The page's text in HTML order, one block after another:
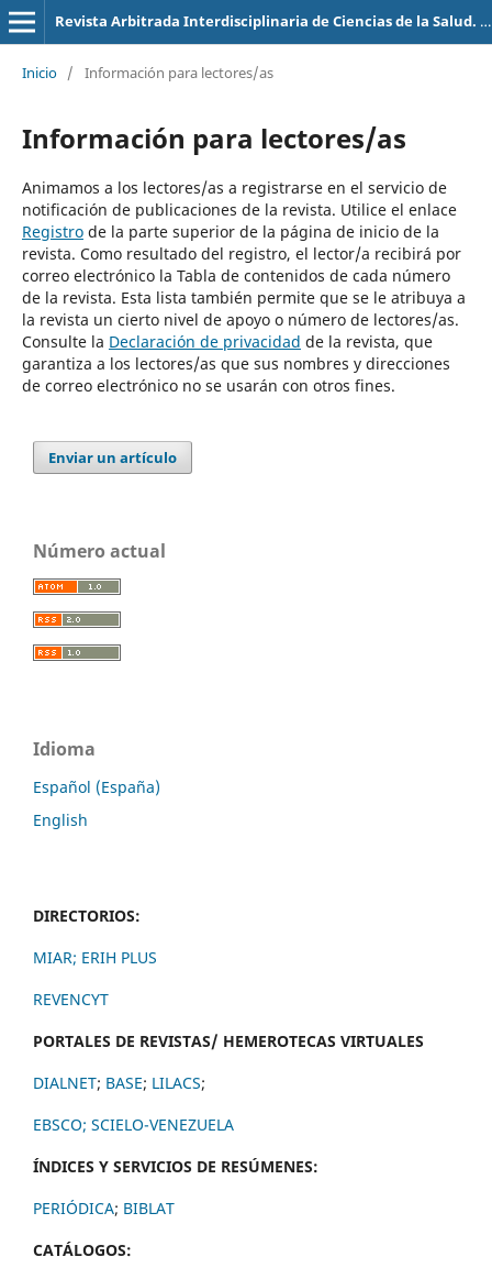
Revista Arbitrada Interdisciplinaria de Ciencias de la Salud. Salud y Vida
Inicio / Información para lectores/as
Información para lectores/as
Animamos a los lectores/as a registrarse en el servicio de
notificación de publicaciones de la revista. Utilice el enlace
Registrode la parte superior de la página de inicio de la
revista. Como resultado del registro, el lector/a recibirá por
correo electrónico la Tabla de contenidos de cada número
de la revista. Esta lista también permite que se le atribuya a
la revista un cierto nivel de apoyo o número de lectores/as.
Consulte la Declaración de privacidad de la revista, que
garantiza a los lectores/as que sus nombres y direcciones
de correo electrónico no se usarán con otros fines.
Enviar un artículo
Número actual
Idioma
Español (España)
English
DIRECTORIOS:
MIAR; ERIH PLUS
REVENCYT
PORTALES DE REVISTAS/ HEMEROTECAS VIRTUALES
DIALNET; BASE; LILACS;
EBSCO; SCIELO-VENEZUELA
ÍNDICES Y SERVICIOS DE RESÚMENES:
PERIÓDICA; BIBLAT
CATÁLOGOS: